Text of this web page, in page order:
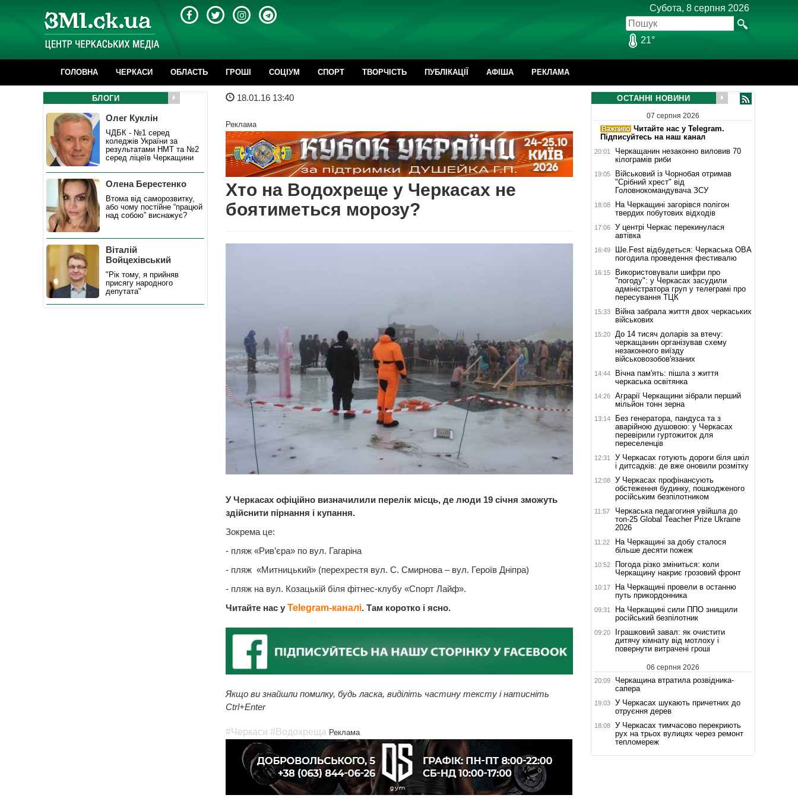
Субота, 8 серпня 2026
21°
ГОЛОВНА ЧЕРКАСИ ОБЛАСТЬ ГРОШІ CОЦІУМ СПОРТ ТВОРЧІСТЬ ПУБЛІКАЦІЇ АФІША РЕКЛАМА
18.01.16 13:40
Реклама
Хто на Водохреще у Черкасах не
боятиметься морозу?
У Черкасах офіційно визначилили перелік місць, де люди 19 січня зможуть
здійснити пірнання і купання.
Зокрема це:
- пляж «Рив’єра» по вул. Гагаріна
- пляж «Митницький» (перехрестя вул. С. Смирнова – вул. Героїв Дніпра)
- пляж на вул. Козацькій біля фітнес-клубу «Спорт Лайф».
Читайте нас у Telegram-каналі. Там коротко і ясно.
Якщо ви знайшли помилку, будь ласка, виділіть частину тексту і натисніть
Ctrl+Enter
#Черкаси #Водохреща Реклама
БЛОГИ
Олег Куклін
ЧДБК - №1 серед
коледжів України за
результатами НМТ та №2
серед ліцеїв Черкащини
Олена Берестенко
Втома від саморозвитку,
або чому постійне “працюй
над собою” виснажує?
Віталій
Войцехівський
"Рік тому, я прийняв
присягу народного
депутата"
ОСТАННІ НОВИНИ
07 серпня 2026
Читайте нас у Telegram.
Підписуйтесь на наш канал
20:01
Черкащанин незаконно виловив 70
кілограмів риби
19:05
Військовий із Чорнобая отримав
"Срібний хрест" від
Головнокомандувача ЗСУ
18:08
На Черкащині загорівся полігон
твердих побутових відходів
17:06
У центрі Черкас перекинулася
автівка
16:49
Ше.Fest відбудеться: Черкаська ОВА
погодила проведення фестивалю
16:15
Використовували шифри про
"погоду": у Черкасах засудили
адміністратора груп у телеграмі про
пересування ТЦК
15:33
Війна забрала життя двох черкаських
військових
15:20
До 14 тисяч доларів за втечу:
черкащанин організував схему
незаконного виїзду
військовозобов'язаних
14:44
Вічна пам'ять: пішла з життя
черкаська освітянка
14:26
Аграрії Черкащини зібрали перший
мільйон тонн зерна
13:14
Без генератора, пандуса та з
аварійною душовою: у Черкасах
перевірили гуртожиток для
переселенців
12:31
У Черкасах готують дороги біля шкіл
і дитсадків: де вже оновили розмітку
12:08
У Черкасах профінансують
обстеження будинку, пошкодженого
російським безпілотником
11:57
Черкаська педагогиня увійшла до
топ-25 Global Teacher Prize Ukraine
2026
11:22
На Черкащині за добу сталося
більше десяти пожеж
10:52
Погода різко зміниться: коли
Черкащину накриє грозовий фронт
10:17
На Черкащині провели в останню
путь прикордонника
09:31
На Черкащині сили ППО знищили
російський безпілотник
09:20
Іграшковий завал: як очистити
дитячу кімнату від мотлоху і
повернути витрачені гроші
06 серпня 2026
20:09
Черкащина втратила розвідника-
сапера
19:03
У Черкасах шукають причетних до
отруєння дерев
18:08
У Черкасах тимчасово перекриють
рух на трьох вулицях через ремонт
тепломереж